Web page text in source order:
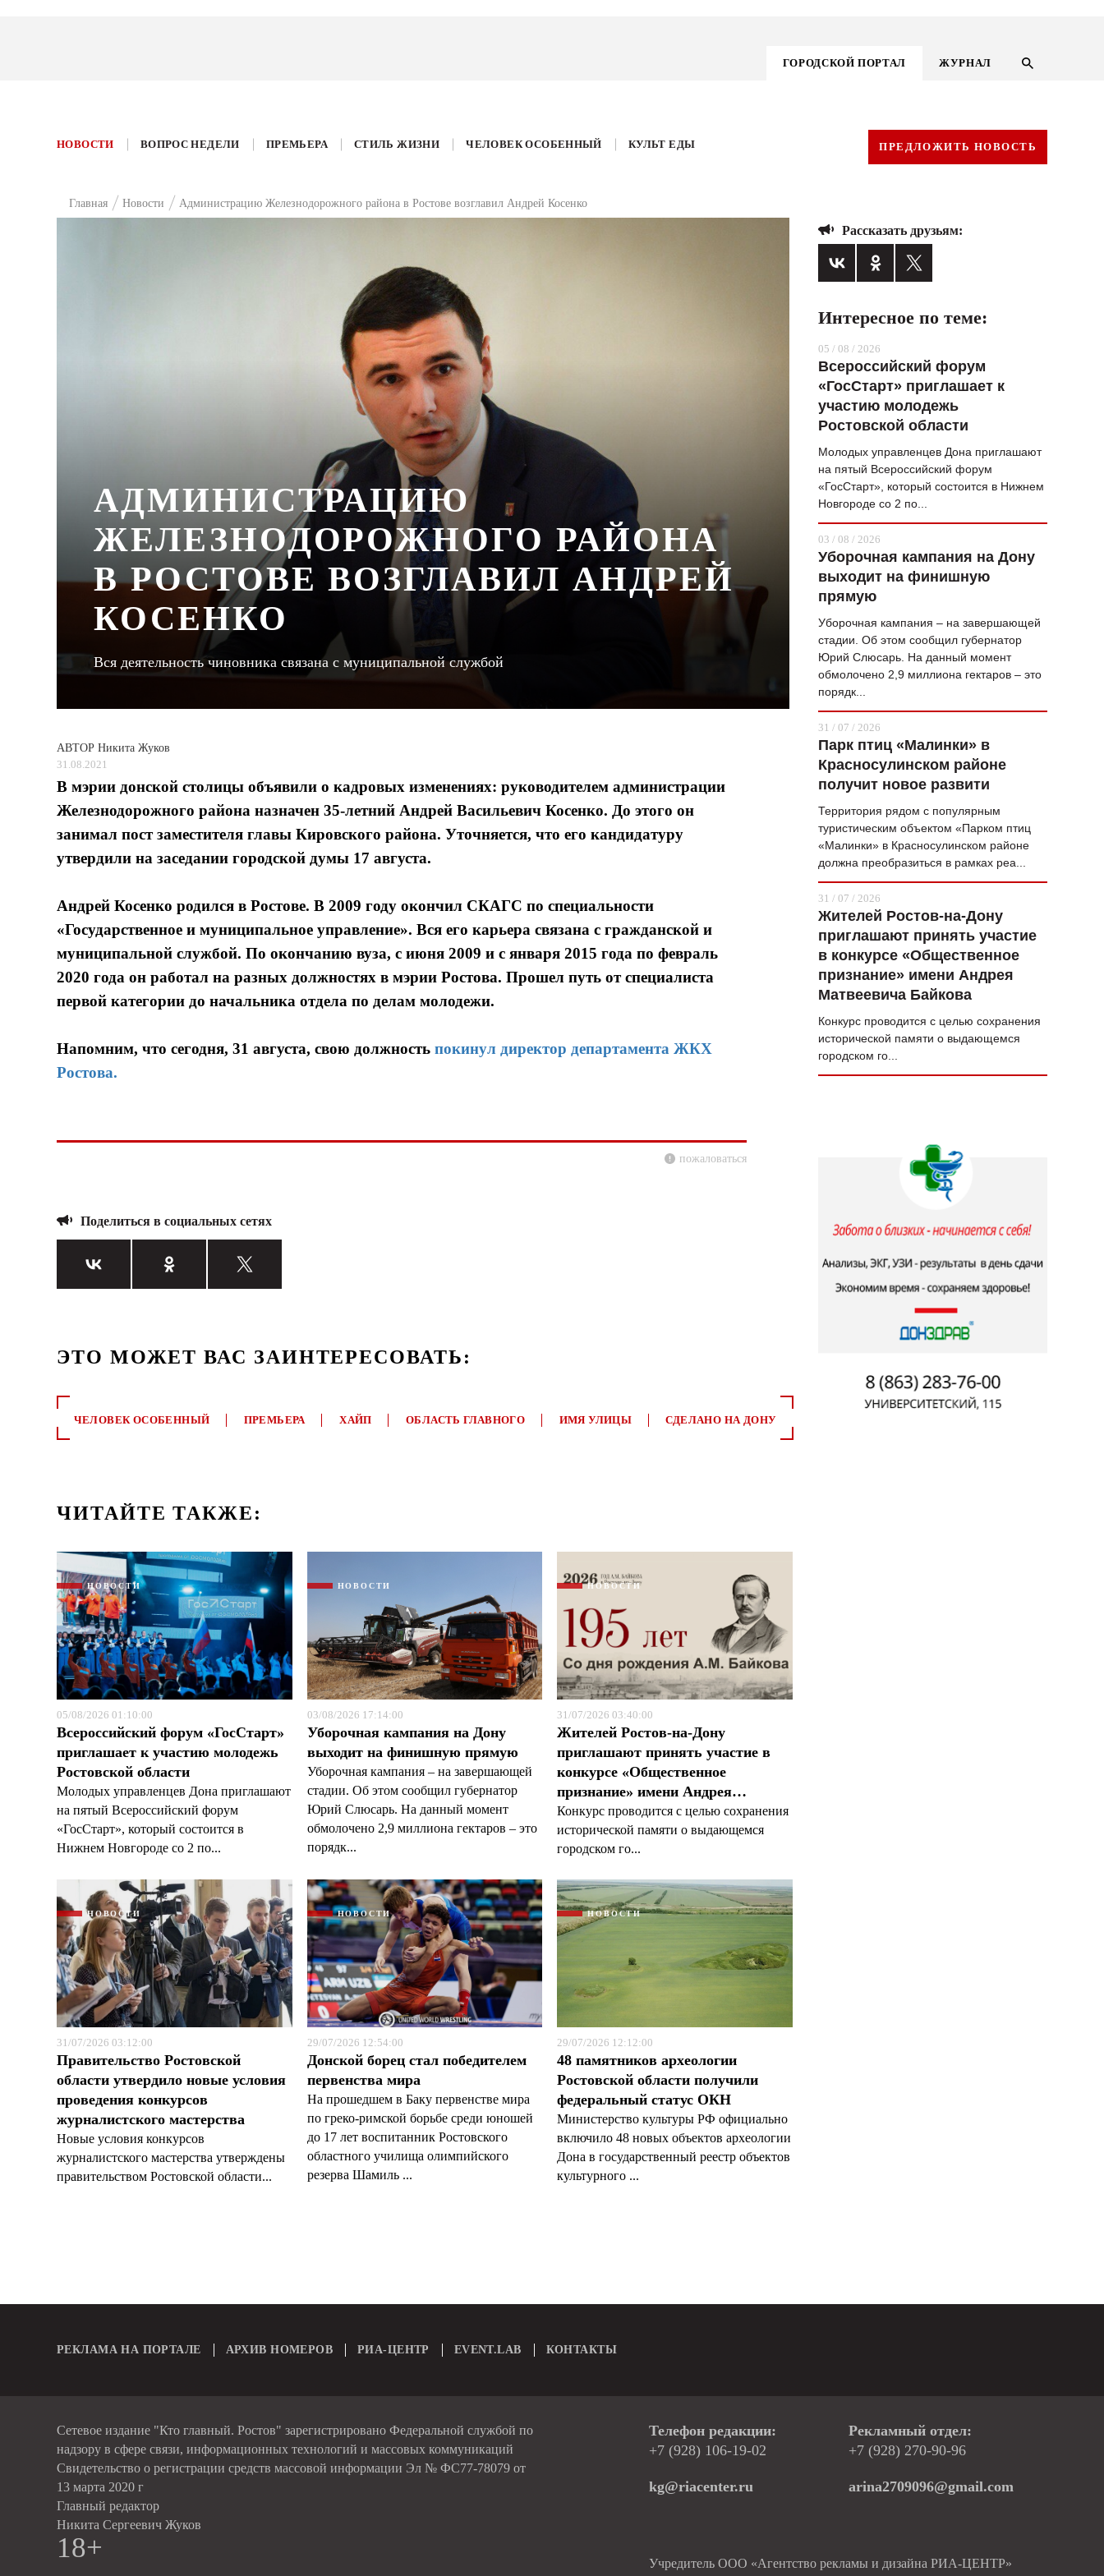
ГОРОДСКОЙ ПОРТАЛ ЖУРНАЛ
ГОРОДСКОЙ ПОРТАЛ
ВОПРОС НЕДЕЛИ
ТАМ И ТУТ
СТИЛЬ ЖИЗНИ
КУЛЬТ ЕДЫ
ЖУРНАЛ
НОВОСТИ ВОПРОС НЕДЕЛИ ПРЕМЬЕРА СТИЛЬ ЖИЗНИ ЧЕЛОВЕК ОСОБЕННЫЙ КУЛЬТ ЕДЫ ПРЕДЛОЖИТЬ НОВОСТЬ
Главная Новости Администрацию Железнодорожного района в Ростове возглавил Андрей Косенко
АДМИНИСТРАЦИЮ
ЖЕЛЕЗНОДОРОЖНОГО РАЙОНА
В РОСТОВЕ ВОЗГЛАВИЛ АНДРЕЙ
КОСЕНКО
Вся деятельность чиновника связана с муниципальной службой
АВТОР Никита Жуков
31.08.2021
В мэрии донской столицы объявили о кадровых изменениях: руководителем администрации
Железнодорожного района назначен 35-летний Андрей Васильевич Косенко. До этого он
занимал пост заместителя главы Кировского района. Уточняется, что его кандидатуру
утвердили на заседании городской думы 17 августа.
Андрей Косенко родился в Ростове. В 2009 году окончил СКАГС по специальности
«Государственное и муниципальное управление». Вся его карьера связана с гражданской и
муниципальной службой. По окончанию вуза, с июня 2009 и с января 2015 года по февраль
2020 года он работал на разных должностях в мэрии Ростова. Прошел путь от специалиста
первой категории до начальника отдела по делам молодежи.
Напомним, что сегодня, 31 августа, свою должность покинул директор департамента ЖКХ
Ростова.
пожаловаться
Поделиться в социальных сетях
ЭТО МОЖЕТ ВАС ЗАИНТЕРЕСОВАТЬ:
ЧЕЛОВЕК ОСОБЕННЫЙ ПРЕМЬЕРА ХАЙП ОБЛАСТЬ ГЛАВНОГО ИМЯ УЛИЦЫ СДЕЛАНО НА ДОНУ
ЧИТАЙТЕ ТАКЖЕ:
НОВОСТИ
05/08/2026 01:10:00
Всероссийский форум «ГосСтарт»
приглашает к участию молодежь
Ростовской области
Молодых управленцев Дона приглашают
на пятый Всероссийский форум
«ГосСтарт», который состоится в
Нижнем Новгороде со 2 по...
НОВОСТИ
03/08/2026 17:14:00
Уборочная кампания на Дону
выходит на финишную прямую
Уборочная кампания – на завершающей
стадии. Об этом сообщил губернатор
Юрий Слюсарь. На данный момент
обмолочено 2,9 миллиона гектаров – это
порядк...
НОВОСТИ
31/07/2026 03:40:00
Жителей Ростов-на-Дону
приглашают принять участие в
конкурсе «Общественное
признание» имени Андрея…
Конкурс проводится с целью сохранения
исторической памяти о выдающемся
городском го...
НОВОСТИ
31/07/2026 03:12:00
Правительство Ростовской
области утвердило новые условия
проведения конкурсов
журналистского мастерства
Новые условия конкурсов
журналистского мастерства утверждены
правительством Ростовской области...
НОВОСТИ
29/07/2026 12:54:00
Донской борец стал победителем
первенства мира
На прошедшем в Баку первенстве мира
по греко-римской борьбе среди юношей
до 17 лет воспитанник Ростовского
областного училища олимпийского
резерва Шамиль ...
НОВОСТИ
29/07/2026 12:12:00
48 памятников археологии
Ростовской области получили
федеральный статус ОКН
Министерство культуры РФ официально
включило 48 новых объектов археологии
Дона в государственный реестр объектов
культурного ...
Рассказать друзьям:
Интересное по теме:
05 / 08 / 2026
Всероссийский форум
«ГосСтарт» приглашает к
участию молодежь
Ростовской области
Молодых управленцев Дона приглашают
на пятый Всероссийский форум
«ГосСтарт», который состоится в Нижнем
Новгороде со 2 по...
03 / 08 / 2026
Уборочная кампания на Дону
выходит на финишную
прямую
Уборочная кампания – на завершающей
стадии. Об этом сообщил губернатор
Юрий Слюсарь. На данный момент
обмолочено 2,9 миллиона гектаров – это
порядк...
31 / 07 / 2026
Парк птиц «Малинки» в
Красносулинском районе
получит новое развити
Территория рядом с популярным
туристическим объектом «Парком птиц
«Малинки» в Красносулинском районе
должна преобразиться в рамках реа...
31 / 07 / 2026
Жителей Ростов-на-Дону
приглашают принять участие
в конкурсе «Общественное
признание» имени Андрея
Матвеевича Байкова
Конкурс проводится с целью сохранения
исторической памяти о выдающемся
городском го...
Я согласен сполитикой конфиденциальности и защиты информации*
РЕКЛАМА НА ПОРТАЛЕ АРХИВ НОМЕРОВ РИА-ЦЕНТР EVENT.LAB КОНТАКТЫ
Сетевое издание "Кто главный. Ростов" зарегистрировано Федеральной службой по
надзору в сфере связи, информационных технологий и массовых коммуникаций
Свидетельство о регистрации средств массовой информации Эл № ФС77-78079 от
13 марта 2020 г
Главный редактор
Никита Сергеевич Жуков
18+
Телефон редакции:
+7 (928) 106-19-02
kg@riacenter.ru
Рекламный отдел:
+7 (928) 270-90-96
arina2709096@gmail.com
Учредитель ООО «Агентство рекламы и дизайна РИА-ЦЕНТР»
Я согласен сполитикой конфиденциальности и защиты информации*